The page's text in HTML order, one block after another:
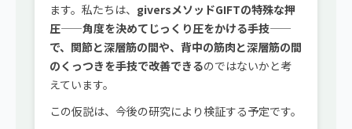
ます。私たちは、 giversメソッドGIFTの特殊な押
圧——角度を決めてじっくり圧をかける手技——
で、関節と深層筋の間や、背中の筋肉と深層筋の間
のくっつきを手技で改善できるのではないかと考
えています。
この仮説は、今後の研究により検証する予定です。